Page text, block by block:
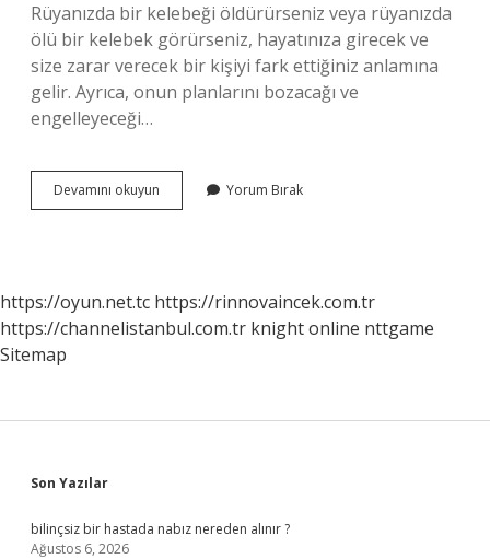
Rüyanızda bir kelebeği öldürürseniz veya rüyanızda
ölü bir kelebek görürseniz, hayatınıza girecek ve
size zarar verecek bir kişiyi fark ettiğiniz anlamına
gelir. Ayrıca, onun planlarını bozacağı ve
engelleyeceği…
Devamını okuyun Kelebeği
Öldürmek
Yorum Bırak
https://oyun.net.tc https://rinnovaincek.com.tr
https://channelistanbul.com.tr knight online nttgame
Sitemap
Sidebar
Son Yazılar
bilinçsiz bir hastada nabız nereden alınır ?
Ağustos 6, 2026